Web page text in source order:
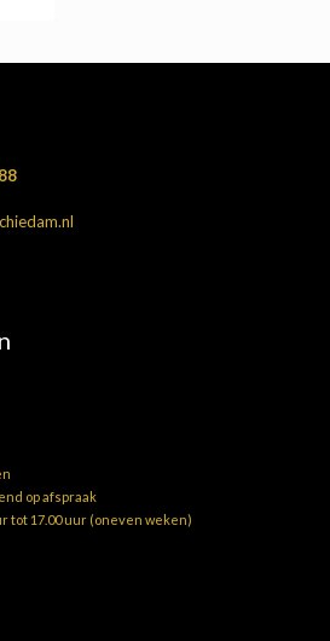
op afspraak
tot 17.00 uur (oneven weken)